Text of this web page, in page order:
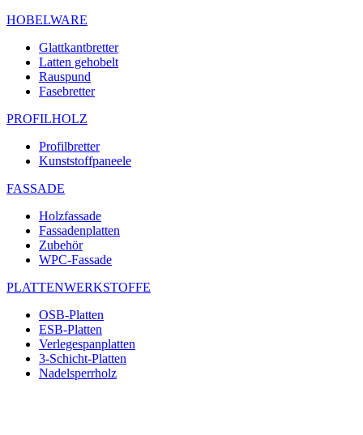
HOBELWARE
Glattkantbretter
Latten gehobelt
Rauspund
Fasebretter
PROFILHOLZ
Profilbretter
Kunststoffpaneele
FASSADE
Holzfassade
Fassadenplatten
Zubehör
WPC-Fassade
PLATTENWERKSTOFFE
OSB-Platten
ESB-Platten
Verlegespanplatten
3-Schicht-Platten
Nadelsperrholz